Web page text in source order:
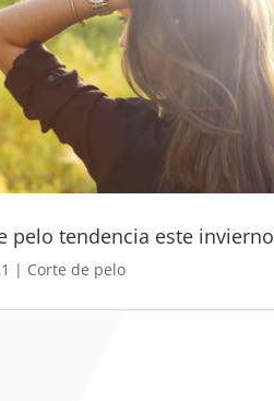
pelo tendencia este invierno
| Corte de pelo